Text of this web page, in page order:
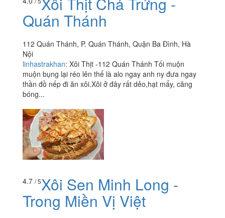
Quán Thánh
112 Quán Thánh, P. Quán Thánh, Quận Ba Đình, Hà
Nội
linhastrakhan: Xôi Thịt -112 Quán Thánh Tối muộn
muộn bụng lại réo lên thế là alo ngay anh ny đưa ngay
thần đồ nếp đi ăn xôi.Xôi ở đây rất dẻo,hạt mẩy, căng
bóng...
4.7 / 5Xôi Sen Minh Long -
Trong Miền Vị Việt